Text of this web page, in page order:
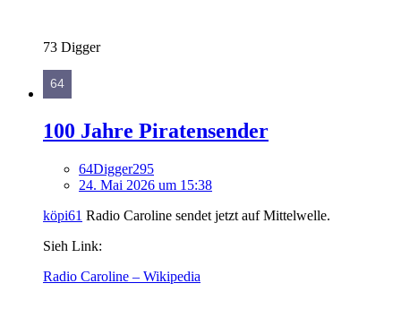
73 Digger
100 Jahre Piratensender
64Digger295
24. Mai 2026 um 15:38
köpi61 Radio Caroline sendet jetzt auf Mittelwelle.
Sieh Link:
Radio Caroline – Wikipedia